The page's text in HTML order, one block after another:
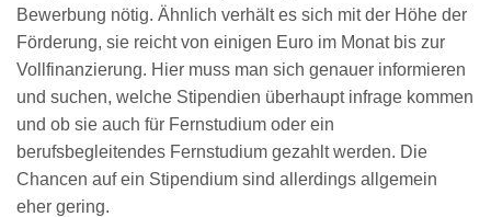
Bewerbung nötig. Ähnlich verhält es sich mit der Höhe der
Förderung, sie reicht von einigen Euro im Monat bis zur
Vollfinanzierung. Hier muss man sich genauer informieren
und suchen, welche Stipendien überhaupt infrage kommen
und ob sie auch für Fernstudium oder ein
berufsbegleitendes Fernstudium gezahlt werden. Die
Chancen auf ein Stipendium sind allerdings allgemein
eher gering.